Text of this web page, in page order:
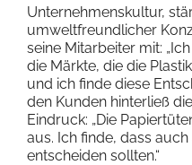
Unternehmenskultur,
umweltfreundlicher
seine Mitarbeiter mit:
die Märkte, die die
und ich finde diese
den Kunden hinterließ
Eindruck: „Die
aus. Ich finde, dass
entscheiden sollten.“